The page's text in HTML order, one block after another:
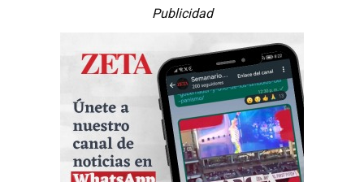
Publicidad